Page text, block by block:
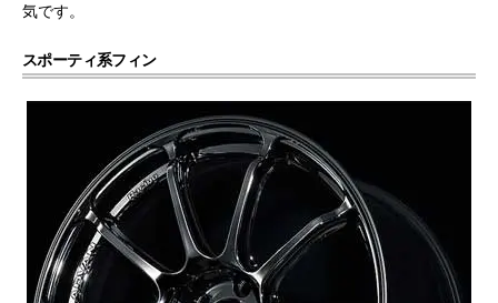
気です。
スポーティ系フィン